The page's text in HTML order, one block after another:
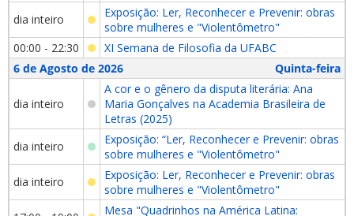
dia inteiro
Exposição: Ler, Reconhecer e Prevenir: obras
sobre mulheres e "Violentômetro"
00:00 - 22:30
XI Semana de Filosofia da UFABC
6 de Agosto de 2026
Quinta-feira
dia inteiro
A cor e o gênero da disputa literária: Ana
Maria Gonçalves na Academia Brasileira de
Letras (2025)
dia inteiro
Exposição: “Ler, Reconhecer e Prevenir: obras
sobre mulheres e "Violentômetro"
dia inteiro
Exposição: Ler, Reconhecer e Prevenir: obras
sobre mulheres e "Violentômetro"
Mesa "Quadrinhos na América Latina: